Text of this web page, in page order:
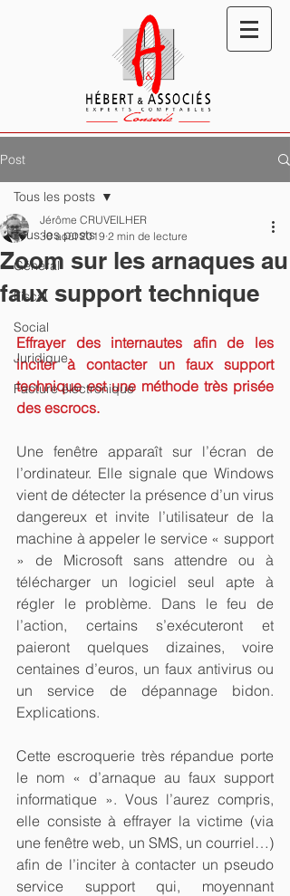
Post
Tous les posts
Général
Fiscal
Social
Juridique
Facture électronique
Tous les posts
Zoom sur les arnaques au
faux support technique
Jérôme CRUVEILHER
30 août 2019 2 min de lecture
Effrayer des internautes afin de les
inciter à contacter un faux support
technique est une méthode très prisée
des escrocs.
Une fenêtre apparaît sur l’écran de
l’ordinateur. Elle signale que Windows
vient de détecter la présence d’un virus
dangereux et invite l’utilisateur de la
machine à appeler le service « support
» de Microsoft sans attendre ou à
télécharger un logiciel seul apte à
régler le problème. Dans le feu de
l’action, certains s’exécuteront et
paieront quelques dizaines, voire
centaines d’euros, un faux antivirus ou
un service de dépannage bidon.
Explications.
Cette escroquerie très répandue porte
le nom « d’arnaque au faux support
informatique ». Vous l’aurez compris,
elle consiste à effrayer la victime (via
une fenêtre web, un SMS, un courriel…)
afin de l’inciter à contacter un pseudo
service support qui, moyennant